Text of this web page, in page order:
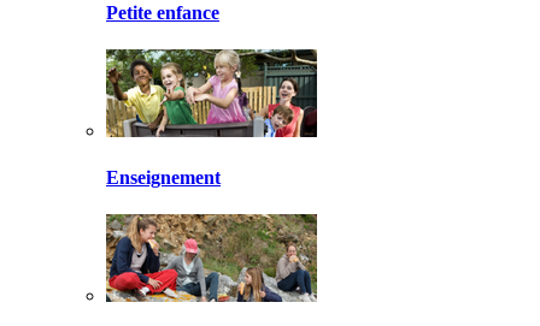
Petite enfance
Enseignement